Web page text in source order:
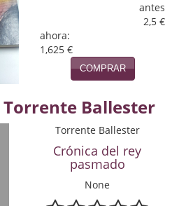
antes
2,5 €
ahora:
1,625 €
COMPRAR
Torrente Ballester
Torrente Ballester
Crónica del rey
pasmado
None